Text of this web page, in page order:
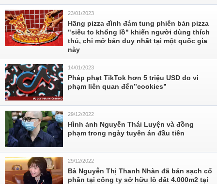
23/01/2023
Hãng pizza đình đám tung phiên bản pizza
"siêu to khổng lồ" khiến người dùng thích
thú, chỉ mở bán duy nhất tại một quốc gia
này
14/01/2023
Pháp phạt TikTok hơn 5 triệu USD do vi
phạm liên quan đến”cookies”
29/12/2022
Hình ảnh Nguyễn Thái Luyện và đồng
phạm trong ngày tuyên án đầu tiên
29/12/2022
Bà Nguyễn Thị Thanh Nhàn đã bán sạch cổ
phần tại công ty sở hữu lô đất 4.000m2 tại